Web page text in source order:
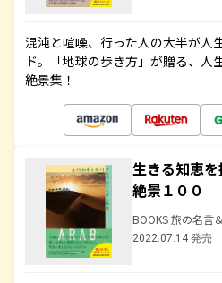
混沌と喧噪、行った人の大半が人
ド。「地球の歩き方」が贈る、人
絶景集！
生きる知恵
絶景１００
BOOKS 旅の名言
2022.07.14 発売